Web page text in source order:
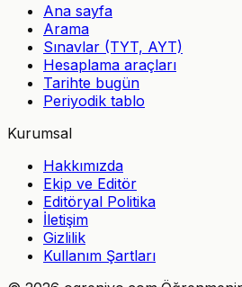
Ana sayfa
Arama
Sınavlar (TYT, AYT)
Hesaplama araçları
Tarihte bugün
Periyodik tablo
Kurumsal
Hakkımızda
Ekip ve Editör
Editöryal Politika
İletişim
Gizlilik
Kullanım Şartları